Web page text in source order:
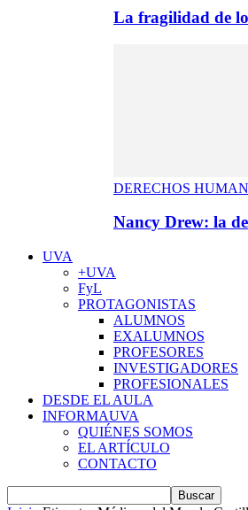
La fragilidad de
DERECHOS
Nancy Drew: la
UVA
+UVA
FyL
PROTAGONISTAS
ALUMNOS
EXALUMNOS
PROFESORES
INVESTIGADORES
PROFESIONALES
DESDE EL AULA
INFORMAUVA
QUIÉNES SOMOS
EL ARTÍCULO
CONTACTO